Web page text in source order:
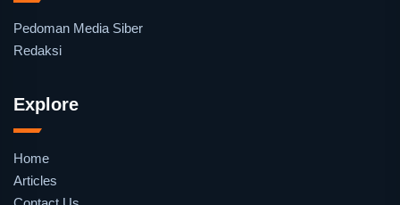
Pedoman Media Siber
Redaksi
Explore
Home
Articles